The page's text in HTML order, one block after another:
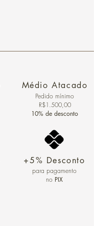
Médio Atacado
Pedido mínimo
R$1.500,00
10% de desconto
+5% Desconto
para pagamento
no PIX